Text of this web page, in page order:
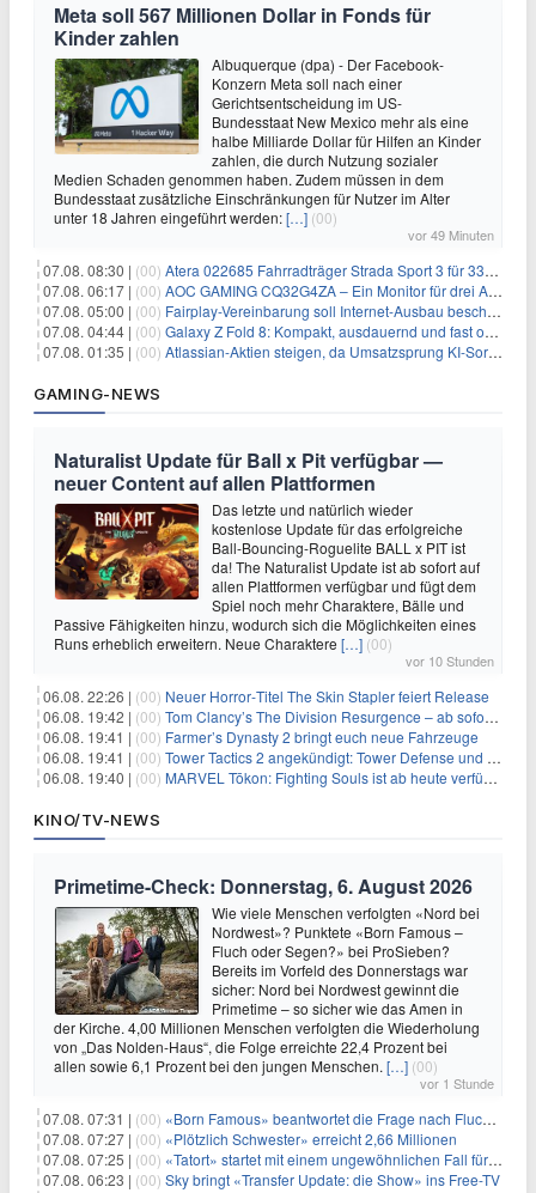
Meta soll 567 Millionen Dollar in Fonds für
Kinder zahlen
Albuquerque (dpa) - Der Facebook-
Konzern Meta soll nach einer
Gerichtsentscheidung im US-
Bundesstaat New Mexico mehr als eine
halbe Milliarde Dollar für Hilfen an Kinder
zahlen, die durch Nutzung sozialer
Medien Schaden genommen haben. Zudem müssen in dem
Bundesstaat zusätzliche Einschränkungen für Nutzer im Alter
unter 18 Jahren eingeführt werden:[…] (00)
vor 49 Minuten
07.08. 08:30 | (00) Atera 022685 Fahrradträger Strada Sport 3 für 337,48€
07.08. 06:17 | (00) AOC GAMING CQ32G4ZA – Ein Monitor für drei Arten von Spielen
07.08. 05:00 | (00) Fairplay-Vereinbarung soll Internet-Ausbau beschleunigen
07.08. 04:44 | (00) Galaxy Z Fold 8: Kompakt, ausdauernd und fast ohne Falte
07.08. 01:35 | (00) Atlassian-Aktien steigen, da Umsatzsprung KI-Sorgen dämpft
GAMING-NEWS
Naturalist Update für Ball x Pit verfügbar —
neuer Content auf allen Plattformen
Das letzte und natürlich wieder
kostenlose Update für das erfolgreiche
Ball-Bouncing-Roguelite BALL x PIT ist
da! The Naturalist Update ist ab sofort auf
allen Plattformen verfügbar und fügt dem
Spiel noch mehr Charaktere, Bälle und
Passive Fähigkeiten hinzu, wodurch sich die Möglichkeiten eines
Runs erheblich erweitern. Neue Charaktere […] (00)
vor 10 Stunden
06.08. 22:26 | (00) Neuer Horror‑Titel The Skin Stapler feiert Release
06.08. 19:42 | (00) Tom Clancy’s The Division Resurgence – ab sofort für euch verfügbar
06.08. 19:41 | (00) Farmer’s Dynasty 2 bringt euch neue Fahrzeuge
06.08. 19:41 | (00) Tower Tactics 2 angekündigt: Tower Defense und Deckbuilding Kombo kehrt zurück
06.08. 19:40 | (00) MARVEL Tōkon: Fighting Souls ist ab heute verfügbar
KINO/TV-NEWS
Primetime-Check: Donnerstag, 6. August 2026
Wie viele Menschen verfolgten «Nord bei
Nordwest»? Punktete «Born Famous –
Fluch oder Segen?» bei ProSieben?
Bereits im Vorfeld des Donnerstags war
sicher: Nord bei Nordwest gewinnt die
Primetime – so sicher wie das Amen in
der Kirche. 4,00 Millionen Menschen verfolgten die Wiederholung
von „Das Nolden-Haus“, die Folge erreichte 22,4 Prozent bei
allen sowie 6,1 Prozent bei den jungen Menschen. […] (00)
vor 1 Stunde
07.08. 07:31 | (00) «Born Famous» beantwortet die Frage nach Fluch oder Segen
07.08. 07:27 | (00) «Plötzlich Schwester» erreicht 2,66 Millionen
07.08. 07:25 | (00) «Tatort» startet mit einem ungewöhnlichen Fall für Charlotte Lindholm
07.08. 06:23 | (00) Sky bringt «Transfer Update: die Show» ins Free-TV